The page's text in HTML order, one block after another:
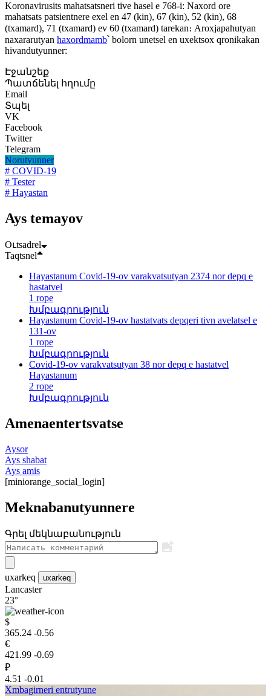
Koronavirusits mahatsatsneri tive hasel e 768-i: Naxord ore
mahatsats patsientnere exel en 47 (kin), 67 (kin), 52 (kin), 68
(txamard), 71 (txamard) ev 60 (txamard) tarekan։ Aroxjapahutyan
naxararutyan haxordmamb՝ bolorn unetsel en uxektsox qronikakan
hivandutyunner:
Էջանշեք
Պատճենել հղումը
Email
Տպել
VK
Facebook
Twitter
Telegram
Norutyunner
# COVID-19
# Tester
# Hayastan
Ays temayov
Oւtsadrel
Taqtsnel
Hayastanum Covid-19-ov varakvatsutyan 2374 nor depq e
hastatvel
1 rope
Խմբագրություն
Hayastanum Covid-19-ov hastatvats depqeri tivn avelatsel e
131-ov
1 rope
Խմբագրություն
Covid-19-ov varakvatsutyan 38 nor depq e hastatvel
Hayastanum
2 rope
Խմբագրություն
Amenaentertsvatse
Aysor
Ays shabat
Ays amis
[miniorange_social_login]
Meknabanutyunnere
Գրել մեկնաբանություն
uxarkeq uxarkeq
Lancaster
23°
$
365.24 -0.56
€
421.99 -0.69
₽
4.51 -0.01
Xmbagirneri entrutyune